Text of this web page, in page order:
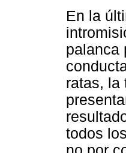
En la
palanca
ratas, la
todos